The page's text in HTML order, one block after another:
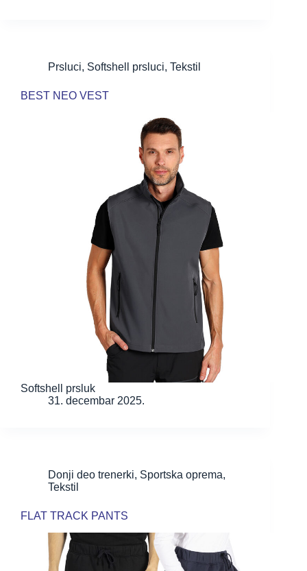
Prsluci, Softshell prsluci, Tekstil
BEST NEO VEST
Softshell prsluk
31. decembar 2025.
Donji deo trenerki, Sportska oprema,
Tekstil
FLAT TRACK PANTS